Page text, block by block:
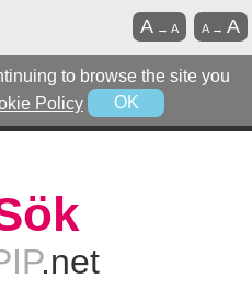
to browse the site you
Policy OK
A→A
A →A
.net